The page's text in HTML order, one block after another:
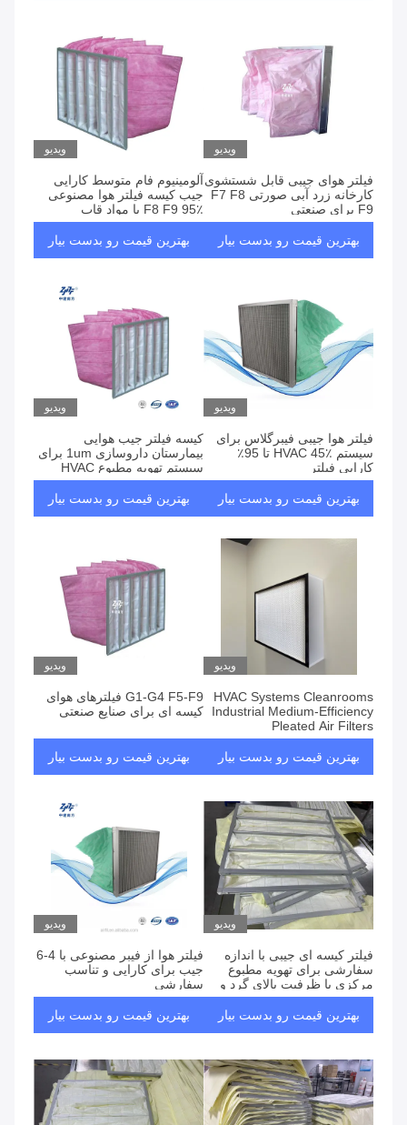
ویدیو
فیلتر هوای جیبی قابل شستشوی
کارخانه زرد آبی صورتی F7 F8
F9 برای صنعتی
بهترین قیمت رو بدست بیار
ویدیو
آلومینیوم فام متوسط کارایی
جیب کیسه فیلتر هوا مصنوعی
F8 F9 95٪ با مواد قاب
آلومینیوم
بهترین قیمت رو بدست بیار
ویدیو
فیلتر هوا جیبی فیبرگلاس برای
سیستم HVAC 45٪ تا 95٪
کارایی فیلتر
بهترین قیمت رو بدست بیار
ویدیو
کیسه فیلتر جیب هوایی
بیمارستان داروسازی 1um برای
سیستم تهویه مطبوع HVAC
بهترین قیمت رو بدست بیار
ویدیو
HVAC Systems ‌Cleanrooms
Industrial‌ Medium-Efficiency
Pleated Air Filters
بهترین قیمت رو بدست بیار
ویدیو
G1-G4 F5-F9 فیلترهای هوای
کیسه ای برای صنایع صنعتی
بهترین قیمت رو بدست بیار
ویدیو
فیلتر کیسه ای جیبی با اندازه
سفارشی برای تهویه مطبوع
مرکزی با ظرفیت بالای گرد و
غبار
بهترین قیمت رو بدست بیار
ویدیو
فیلتر هوا از فیبر مصنوعی با 4-6
جیب برای کارایی و تناسب
سفارشی
بهترین قیمت رو بدست بیار